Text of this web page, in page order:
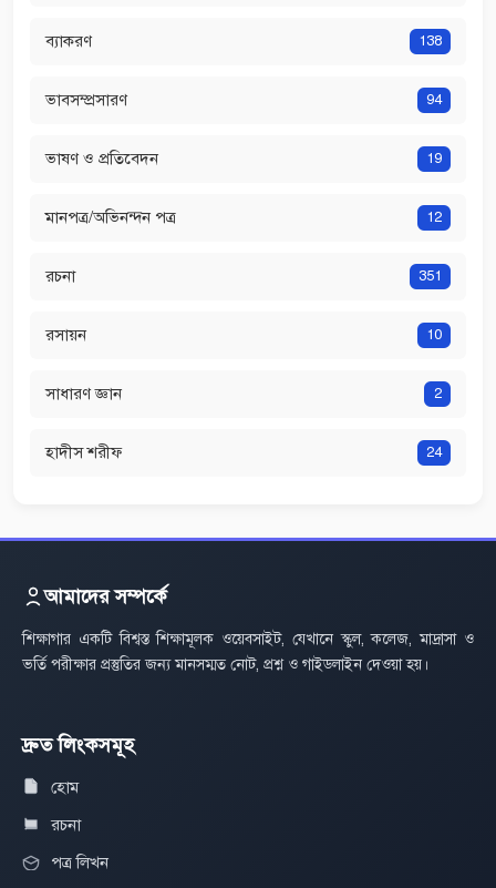
ব্যাকরণ 138
ভাবসম্প্রসারণ 94
ভাষণ ও প্রতিবেদন 19
মানপত্র/অভিনন্দন পত্র 12
রচনা 351
রসায়ন 10
সাধারণ জ্ঞান 2
হাদীস শরীফ 24
আমাদের সম্পর্কে
শিক্ষাগার একটি বিশ্বস্ত শিক্ষামূলক ওয়েবসাইট, যেখানে স্কুল, কলেজ, মাদ্রাসা ও
ভর্তি পরীক্ষার প্রস্তুতির জন্য মানসম্মত নোট, প্রশ্ন ও গাইডলাইন দেওয়া হয়।
দ্রুত লিংকসমূহ
হোম
রচনা
পত্র লিখন